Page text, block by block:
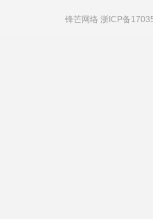
锋芒网络 浙ICP备